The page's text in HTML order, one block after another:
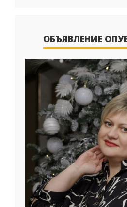
ОБЪЯВЛЕНИЕ